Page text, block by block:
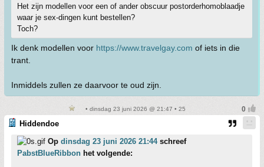
Het zijn modellen voor een of ander obscuur postorderhomoblaadje
waar je sex-dingen kunt bestellen?
Toch?
Ik denk modellen voor https://www.travelgay.com of iets in die
trant.
Inmiddels zullen ze daarvoor te oud zijn.
• dinsdag 23 juni 2026 @ 21:47 • 25
Hiddendoe
Op dinsdag 23 juni 2026 21:44schreef
PabstBlueRibbon het volgende: